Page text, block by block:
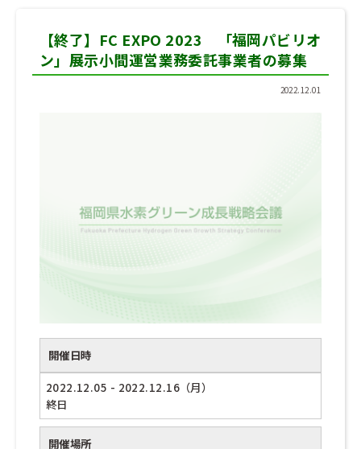
【終了】FC EXPO 2023 「福岡パビリオ
ン」展示小間運営業務委託事業者の募集
2022.12.01
開催日時
2022.12.05 - 2022.12.16（月）
終日
開催場所